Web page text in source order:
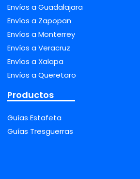
Envíos a Guadalajara
Envíos a Zapopan
Envíos a Monterrey
Envíos a Veracruz
Envíos a Xalapa
Envíos a Queretaro
Productos
Guías Estafeta
Guías Tresguerras